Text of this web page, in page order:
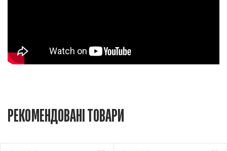
РЕКОМЕНДОВАНІ ТОВАРИ